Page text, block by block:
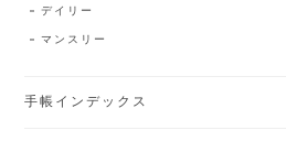
デイリー
マンスリー
手帳インデックス